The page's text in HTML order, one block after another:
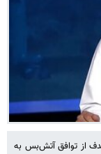
از توافق ‌آتش‌بس به